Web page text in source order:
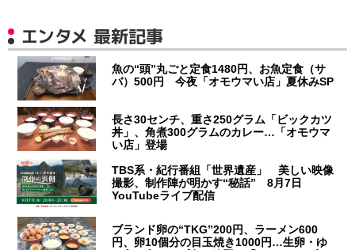
エンタメ 最新記事
魚の“頭”丸ごと定食1480円、お魚定食（サ
バ）500円 今夜「オモウマい店」夏休みSP
長さ30センチ、重さ250グラム「ビックカツ
丼」、角煮300グラムのカレー…「オモウマ
い店」登場
TBS系・紀行番組「世界遺産」 美しい映像
撮影、制作陣が明かす“秘話” 8月7日
YouTubeライブ配信
ブランド卵の“TKG”200円、ラーメン600
円、卵10個分の目玉焼き1000円…生卵・ゆ